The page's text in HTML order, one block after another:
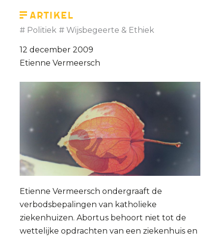
Artikel
Politiek Wijsbegeerte & Ethiek
12 december 2009
Etienne Vermeersch
Etienne Vermeersch ondergraaft de
verbodsbepalingen van katholieke
ziekenhuizen. Abortus behoort niet tot de
wettelijke opdrachten van een ziekenhuis en